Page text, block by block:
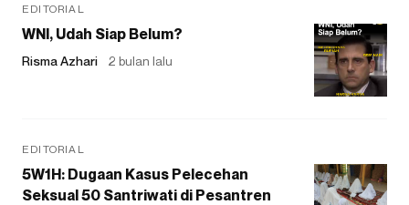
EDITORIAL
WNI, Udah Siap Belum?
Risma Azhari 2 bulan lalu
EDITORIAL
5W1H: Dugaan Kasus Pelecehan
Seksual 50 Santriwati di Pesantren